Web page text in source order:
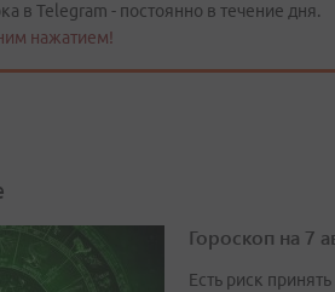
в Telegram - постоянно в течение дня.
нажатием!
Гороскоп на 7
Есть риск